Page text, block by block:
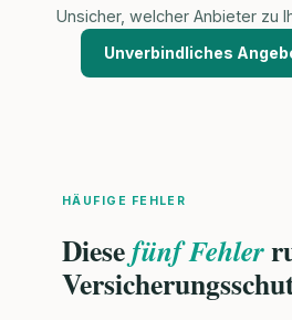
Unsicher, welcher Anbieter zu
Unverbindliches
HÄUFIGE FEHLER
Diesefünf Fehler